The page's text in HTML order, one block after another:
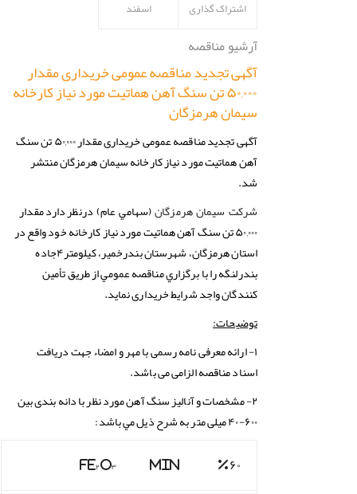
اسفند اشتراک گذاری
آرشیو مناقصه
آگهی تجدید مناقصه عمومی خریداری مقدار
۵۰,۰۰۰ تن سنگ آهن هماتيت مورد نياز كارخانه
سیمان هرمزگان
آگهی تجدید مناقصه عمومی خریداری مقدار ۵۰,۰۰۰ تن سنگ
آهن هماتيت مورد نياز كارخانه سیمان هرمزگان منتشر
شد.
شرکت سيمان هرمزگان(سهامي عام) درنظر دارد مقدار
۵۰,۰۰۰ تن سنگ آهن هماتيت مورد نياز كارخانه خود واقع در
استان هرمزگان، شهرستان بندرخمیر، کیلومتر۴جاده
بندرلنگه را با برگزاري مناقصه عمومي از طريق تأمین
کنندگان واجد شرايط خریداری نمايد.
توضیحات:
۱- ارائه معرفی نامه رسمی با مهر و امضاء جهت دریافت
اسناد مناقصه الزامی می باشد.
۲- مشخصات و آناليز سنگ آهن مورد نظر با دانه بندی بین
۶۰۰-۴۰ میلی متر به شرح ذيل مي باشد:
%۶۰ Min
Fe۲ O۳